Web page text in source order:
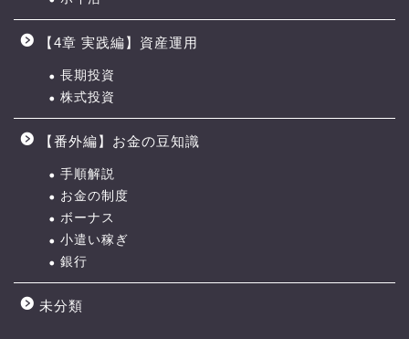
【4章 実践編】資産運用
長期投資
株式投資
【番外編】お金の豆知識
手順解説
お金の制度
ボーナス
小遣い稼ぎ
銀行
未分類
【0章】ロードマップの進
ップ